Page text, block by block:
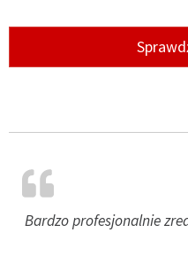
Bardzo profesjonalnie